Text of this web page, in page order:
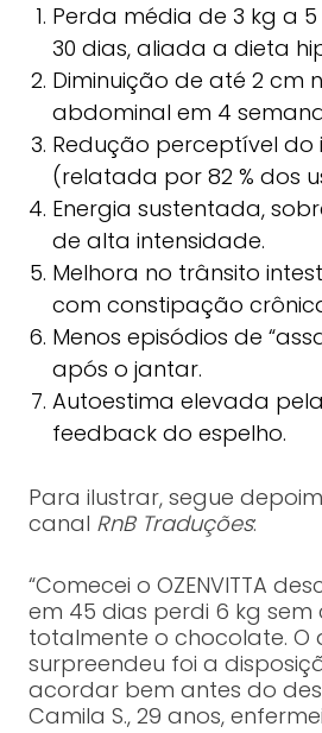
Perda média de 3 kg a
30 dias, aliada a dieta
Diminuição de até 2 cm
abdominal em 4
Redução perceptível do
(relatada por 82 % dos
Energia sustentada,
de alta intensidade.
Melhora no trânsito
com constipação
Menos episódios de
após o jantar.
Autoestima elevada
feedback do espelho.
Para ilustrar, segue
canal RnB Traduções:
“Comecei o OZENVITTA
em 45 dias perdi 6 kg
totalmente o chocolate. O
surpreendeu foi a
acordar bem antes do
Camila S., 29 anos,